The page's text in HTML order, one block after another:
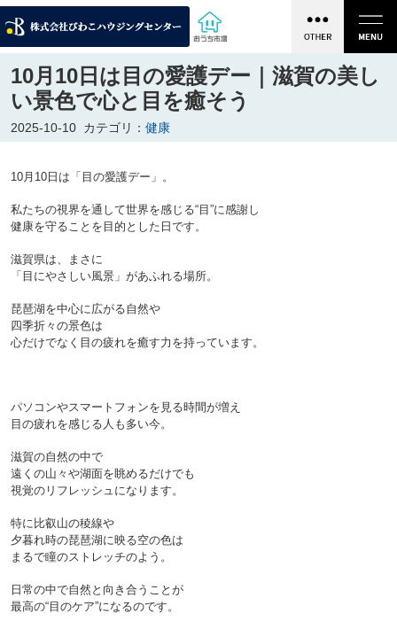
10月10日は目の愛護デー｜滋賀の美し
い景色で心と目を癒そう
2025-10-10 カテゴリ： 健康
10月10日は「目の愛護デー」。
私たちの視界を通して世界を感じる“目”に感謝し
健康を守ることを目的とした日です。
滋賀県は、まさに
「目にやさしい風景」があふれる場所。
琵琶湖を中心に広がる自然や
四季折々の景色は
心だけでなく目の疲れを癒す力を持っています。
パソコンやスマートフォンを見る時間が増え
目の疲れを感じる人も多い今。
滋賀の自然の中で
遠くの山々や湖面を眺めるだけでも
視覚のリフレッシュになります。
特に比叡山の稜線や
夕暮れ時の琵琶湖に映る空の色は
まるで瞳のストレッチのよう。
日常の中で自然と向き合うことが
最高の“目のケア”になるのです。